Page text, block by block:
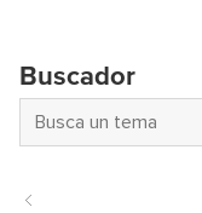
Buscador